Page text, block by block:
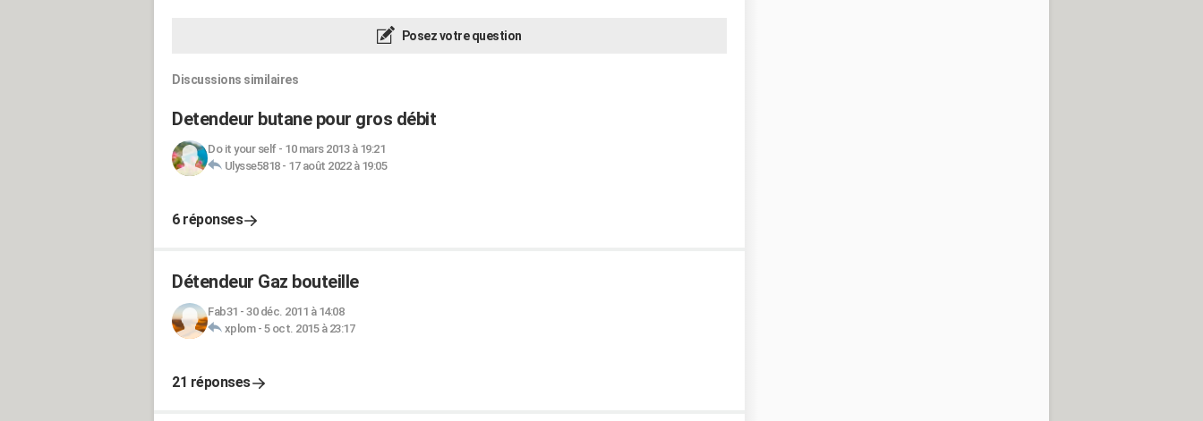
Posez votre question
Discussions similaires
Detendeur butane pour gros débit
Do it your self- 10 mars 2013 à 19:21
Ulysse5818- 17 août 2022 à 19:05
6 réponses
Détendeur Gaz bouteille
Fab31 - 30 déc. 2011 à 14:08
xplom- 5 oct. 2015 à 23:17
21 réponses